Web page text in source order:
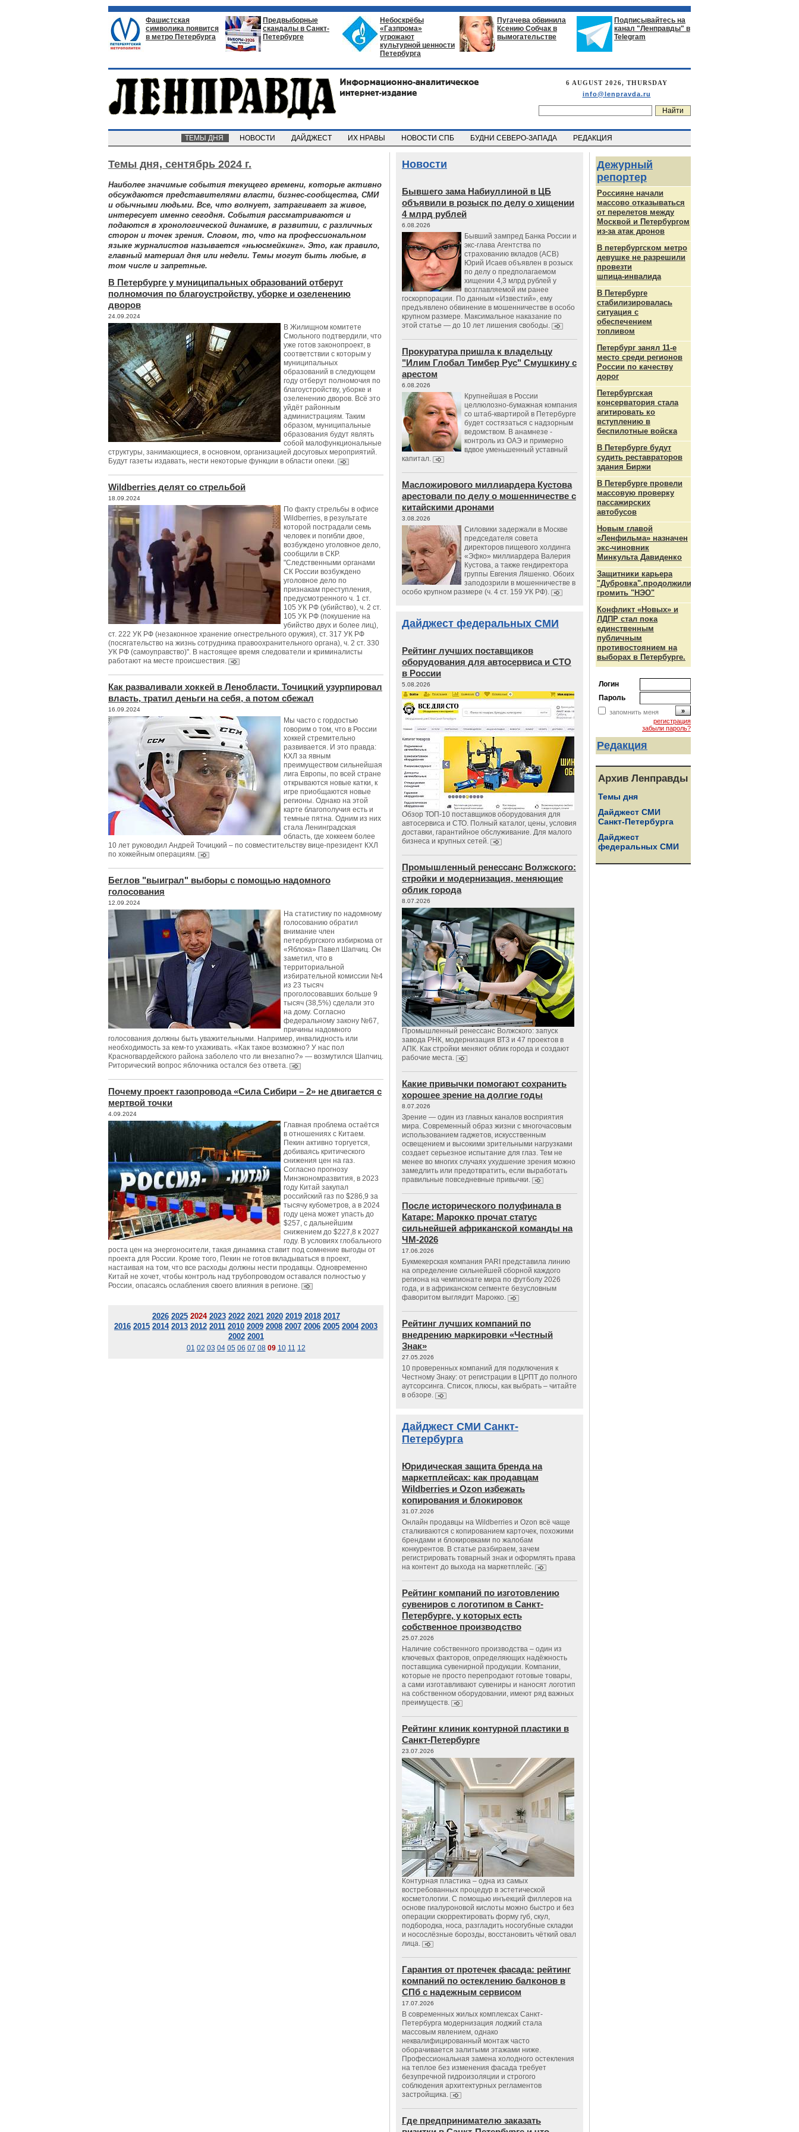
Фашистская
символика появится
в метро Петербурга
Предвыборные
скандалы в Санкт-
Петербурге
Небоскрёбы
«Газпрома»
угрожают
культурной ценности
Петербурга
Пугачева обвинила
Ксению Собчак в
вымогательстве
Подписывайтесь на
канал "Ленправды" в
Telegram
6 AUGUST 2026, THURSDAY
info@lenpravda.ru
ТЕМЫ ДНЯ НОВОСТИ ДАЙДЖЕСТ ИХ НРАВЫ НОВОСТИ СПБ БУДНИ СЕВЕРО-ЗАПАДА РЕДАКЦИЯ
Темы дня, сентябрь 2024 г.
Наиболее значимые события текущего времени, которые активно
обсуждаются представителями власти, бизнес-сообщества, СМИ
и обычными людьми. Все, что волнует, затрагивает за живое,
интересует именно сегодня. События рассматриваются и
подаются в хронологической динамике, в развитии, с различных
сторон и точек зрения. Словом, то, что на профессиональном
языке журналистов называется «ньюсмейкинг». Это, как правило,
главный материал дня или недели. Темы могут быть любые, в
том числе и запретные.
В Петербурге у муниципальных образований отберут
полномочия по благоустройству, уборке и озеленению
дворов
24.09.2024
В Жилищном комитете
Смольного подтвердили, что
уже готов законопроект, в
соответствии с которым у
муниципальных
образований в следующем
году отберут полномочия по
благоустройству, уборке и
озеленению дворов. Всё это
уйдёт районным
администрациям. Таким
образом, муниципальные
образования будут являть
собой малофункциональные
структуры, занимающиеся, в основном, организацией досуговых мероприятий.
Будут газеты издавать, нести некоторые функции в области опеки.
Wildberries делят со стрельбой
18.09.2024
По факту стрельбы в офисе
Wildberries, в результате
которой пострадали семь
человек и погибли двое,
возбуждено уголовное дело,
сообщили в СКР.
"Следственными органами
СК России возбуждено
уголовное дело по
признакам преступления,
предусмотренного ч. 1 ст.
105 УК РФ (убийство), ч. 2 ст.
105 УК РФ (покушение на
убийство двух и более лиц),
ст. 222 УК РФ (незаконное хранение огнестрельного оружия), ст. 317 УК РФ
(посягательство на жизнь сотрудника правоохранительного органа), ч. 2 ст. 330
УК РФ (самоуправство)". В настоящее время следователи и криминалисты
работают на месте происшествия.
Как разваливали хоккей в Ленобласти. Точицкий узурпировал
власть, тратил деньги на себя, а потом сбежал
16.09.2024
Мы часто с гордостью
говорим о том, что в России
хоккей стремительно
развивается. И это правда:
КХЛ за явным
преимуществом сильнейшая
лига Европы, по всей стране
открываются новые катки, к
игре приобщаются новые
регионы. Однако на этой
карте благополучия есть и
темные пятна. Одним из них
стала Ленинградская
область, где хоккеем более
10 лет руководил Андрей Точицкий – по совместительству вице-президент КХЛ
по хоккейным операциям.
Беглов "выиграл" выборы с помощью надомного
голосования
12.09.2024
На статистику по надомному
голосованию обратил
внимание член
петербургского избиркома от
«Яблока» Павел Шапчиц. Он
заметил, что в
территориальной
избирательной комиссии №4
из 23 тысяч
проголосовавших больше 9
тысяч (38,5%) сделали это
на дому. Согласно
федеральному закону №67,
причины надомного
голосования должны быть уважительными. Например, инвалидность или
необходимость за кем-то ухаживать. «Как такое возможно? У нас пол
Красногвардейского района заболело что ли внезапно?» — возмутился Шапчиц.
Риторический вопрос яблочника остался без ответа.
Почему проект газопровода «Сила Сибири – 2» не двигается с
мертвой точки
4.09.2024
Главная проблема остаётся
в отношениях с Китаем.
Пекин активно торгуется,
добиваясь критического
снижения цен на газ.
Согласно прогнозу
Минэкономразвития, в 2023
году Китай закупал
российский газ по $286,9 за
тысячу кубометров, а в 2024
году цена может упасть до
$257, с дальнейшим
снижением до $227,8 к 2027
году. В условиях глобального
роста цен на энергоносители, такая динамика ставит под сомнение выгоды от
проекта для России. Кроме того, Пекин не готов вкладываться в проект,
настаивая на том, что все расходы должны нести продавцы. Одновременно
Китай не хочет, чтобы контроль над трубопроводом оставался полностью у
России, опасаясь ослабления своего влияния в регионе.
2026 2025 2024 2023 2022 2021 2020 2019 2018 2017
2016 2015 2014 2013 2012 2011 2010 2009 2008 2007 2006 2005 2004 2003
2002 2001
01 02 03 04 05 06 07 08 09 10 11 12
Новости
Бывшего зама Набиуллиной в ЦБ
объявили в розыск по делу о хищении
4 млрд рублей
6.08.2026
Бывший зампред Банка России и
экс-глава Агентства по
страхованию вкладов (АСВ)
Юрий Исаев объявлен в розыск
по делу о предполагаемом
хищении 4,3 млрд рублей у
возглавляемой им ранее
госкорпорации. По данным «Известий», ему
предъявлено обвинение в мошенничестве в особо
крупном размере. Максимальное наказание по
этой статье — до 10 лет лишения свободы.
Прокуратура пришла к владельцу
"Илим Глобал Тимбер Рус" Смушкину с
арестом
6.08.2026
Крупнейшая в России
целлюлозно-бумажная компания
со штаб-квартирой в Петербурге
будет состязаться с надзорным
ведомством. В анамнезе -
контроль из ОАЭ и примерно
вдвое уменьшенный уставный
капитал.
Масложирового миллиардера Кустова
арестовали по делу о мошенничестве с
китайскими дронами
3.08.2026
Силовики задержали в Москве
председателя совета
директоров пищевого холдинга
«Эфко» миллиардера Валерия
Кустова, а также гендиректора
группы Евгения Ляшенко. Обоих
заподозрили в мошенничестве в
особо крупном размере (ч. 4 ст. 159 УК РФ).
Дайджест федеральных СМИ
Рейтинг лучших поставщиков
оборудования для автосервиса и СТО
в России
5.08.2026
Обзор ТОП-10 поставщиков оборудования для
автосервиса и СТО. Полный каталог, цены, условия
доставки, гарантийное обслуживание. Для малого
бизнеса и крупных сетей.
Промышленный ренессанс Волжского:
стройки и модернизация, меняющие
облик города
8.07.2026
Промышленный ренессанс Волжского: запуск
завода РНК, модернизация ВТЗ и 47 проектов в
АПК. Как стройки меняют облик города и создают
рабочие места.
Какие привычки помогают сохранить
хорошее зрение на долгие годы
8.07.2026
Зрение — один из главных каналов восприятия
мира. Современный образ жизни с многочасовым
использованием гаджетов, искусственным
освещением и высокими зрительными нагрузками
создает серьезное испытание для глаз. Тем не
менее во многих случаях ухудшение зрения можно
замедлить или предотвратить, если выработать
правильные повседневные привычки.
После исторического полуфинала в
Катаре: Марокко прочат статус
сильнейшей африканской команды на
ЧМ-2026
17.06.2026
Букмекерская компания PARI представила линию
на определение сильнейшей сборной каждого
региона на чемпионате мира по футболу 2026
года, и в африканском сегменте безусловным
фаворитом выглядит Марокко.
Рейтинг лучших компаний по
внедрению маркировки «Честный
Знак»
27.05.2026
10 проверенных компаний для подключения к
Честному Знаку: от регистрации в ЦРПТ до полного
аутсорсинга. Список, плюсы, как выбрать – читайте
в обзоре.
Дайджест СМИ Санкт-
Петербурга
Юридическая защита бренда на
маркетплейсах: как продавцам
Wildberries и Ozon избежать
копирования и блокировок
31.07.2026
Онлайн продавцы на Wildberries и Ozon всё чаще
сталкиваются с копированием карточек, похожими
брендами и блокировками по жалобам
конкурентов. В статье разбираем, зачем
регистрировать товарный знак и оформлять права
на контент до выхода на маркетплейс.
Рейтинг компаний по изготовлению
сувениров с логотипом в Санкт-
Петербурге, у которых есть
собственное производство
25.07.2026
Наличие собственного производства – один из
ключевых факторов, определяющих надёжность
поставщика сувенирной продукции. Компании,
которые не просто перепродают готовые товары,
а сами изготавливают сувениры и наносят логотип
на собственном оборудовании, имеют ряд важных
преимуществ.
Рейтинг клиник контурной пластики в
Санкт-Петербурге
23.07.2026
Контурная пластика – одна из самых
востребованных процедур в эстетической
косметологии. С помощью инъекций филлеров на
основе гиалуроновой кислоты можно быстро и без
операции скорректировать форму губ, скул,
подбородка, носа, разгладить носогубные складки
и носослёзные борозды, восстановить чёткий овал
лица.
Гарантия от протечек фасада: рейтинг
компаний по остеклению балконов в
СПб с надежным сервисом
17.07.2026
В современных жилых комплексах Санкт-
Петербурга модернизация лоджий стала
массовым явлением, однако
неквалифицированный монтаж часто
оборачивается залитыми этажами ниже.
Профессиональная замена холодного остекления
на теплое без изменения фасада требует
безупречной гидроизоляции и строгого
соблюдения архитектурных регламентов
застройщика.
Где предпринимателю заказать
Дежурный
репортер
Россияне начали
массово отказываться
от перелетов между
Москвой и Петербургом
из-за атак дронов
В петербургском метро
девушке не разрешили
провезти
шпица‑инвалида
В Петербурге
стабилизировалась
ситуация с
обеспечением
топливом
Петербург занял 11-е
место среди регионов
России по качеству
дорог
Петербургская
консерватория стала
агитировать ко
вступлению в
беспилотные войска
В Петербурге будут
судить реставраторов
здания Биржи
В Петербурге провели
массовую проверку
пассажирских
автобусов
Новым главой
«Ленфильма» назначен
экс-чиновник
Минкульта Давиденко
Защитники карьера
"Дубровка".продолжили
громить "НЭО"
Конфликт «Новых» и
ЛДПР стал пока
единственным
публичным
противостоянием на
выборах в Петербурге.
Логин
Пароль
запомнить меня
регистрация
забыли пароль?
Редакция
Архив Ленправды
Темы дня
Дайджест СМИ
Санкт-Петербурга
Дайджест
федеральных СМИ